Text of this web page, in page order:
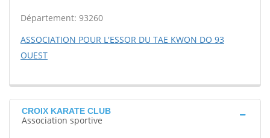
Département: 93260
ASSOCIATION POUR L'ESSOR DU TAE KWON DO 93
OUEST
CROIX KARATE CLUB
Association sportive